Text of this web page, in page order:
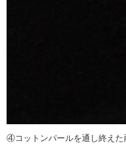
④コットンパールを通し終えた